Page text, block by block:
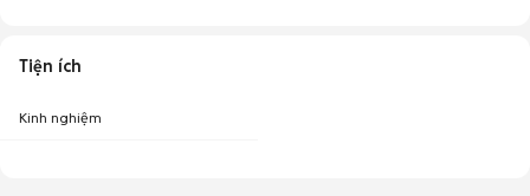
Tiện ích
Kinh nghiệm